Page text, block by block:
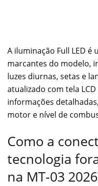
A iluminação Full LED é
marcantes do modelo,
luzes diurnas, setas e
atualizado com tela
informações
motor e nível de
Como a
tecnologia
na MT-03